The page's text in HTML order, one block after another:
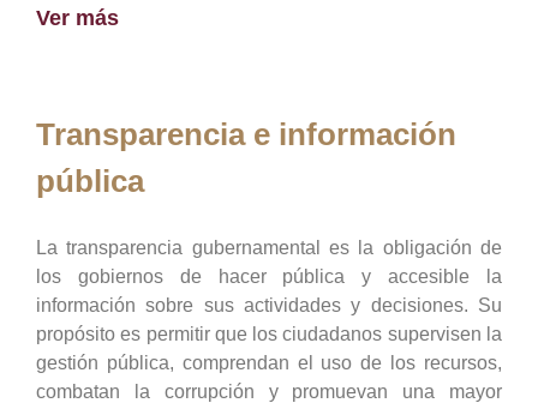
Ver más
Transparencia e información
pública
La transparencia gubernamental es la obligación de
los gobiernos de hacer pública y accesible la
información sobre sus actividades y decisiones. Su
propósito es permitir que los ciudadanos supervisen la
gestión pública, comprendan el uso de los recursos,
combatan la corrupción y promuevan una mayor